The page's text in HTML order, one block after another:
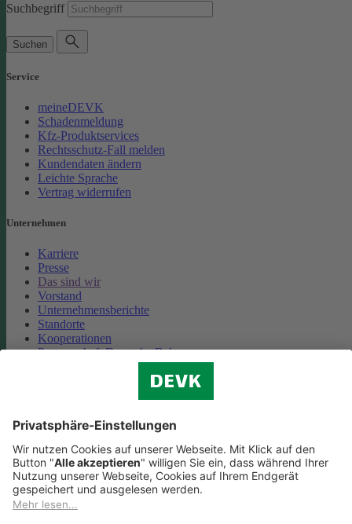
Suchbegriff
Suchen
Service
meineDEVK
Schadenmeldung
Kfz-Produktservices
Rechtsschutz-Fall melden
Kundendaten ändern
Leichte Sprache
Vertrag widerrufen
Unternehmen
Karriere
Presse
Das sind wir
Vorstand
Unternehmensberichte
Standorte
Kooperationen
Partnerschaft Deutsche Bahn
Cookie-Einstellungen
Datenschutz
Impressum